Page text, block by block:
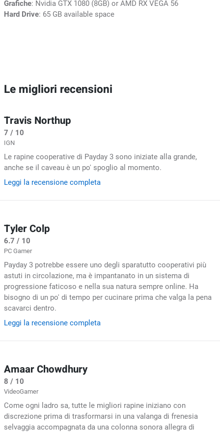
Grafiche: Nvidia GTX 1080 (8GB) or AMD RX VEGA 56
Hard Drive: 65 GB available space
Le migliori recensioni
Travis Northup
7 / 10
IGN
Le rapine cooperative di Payday 3 sono iniziate alla grande,
anche se il caveau è un po' spoglio al momento.
Leggi la recensione completa
Tyler Colp
6.7 / 10
PC Gamer
Payday 3 potrebbe essere uno degli sparatutto cooperativi più
astuti in circolazione, ma è impantanato in un sistema di
progressione faticoso e nella sua natura sempre online. Ha
bisogno di un po' di tempo per cucinare prima che valga la pena
scavarci dentro.
Leggi la recensione completa
Amaar Chowdhury
8 / 10
VideoGamer
Come ogni ladro sa, tutte le migliori rapine iniziano con
discrezione prima di trasformarsi in una valanga di frenesia
selvaggia accompagnata da una colonna sonora allegra di